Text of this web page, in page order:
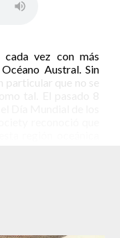
vez con más
Austral. Sin
particular que no se
tal. El pasado 8
Día Mundial de los
reconoció que
son los cuerpos de
alrededor de la